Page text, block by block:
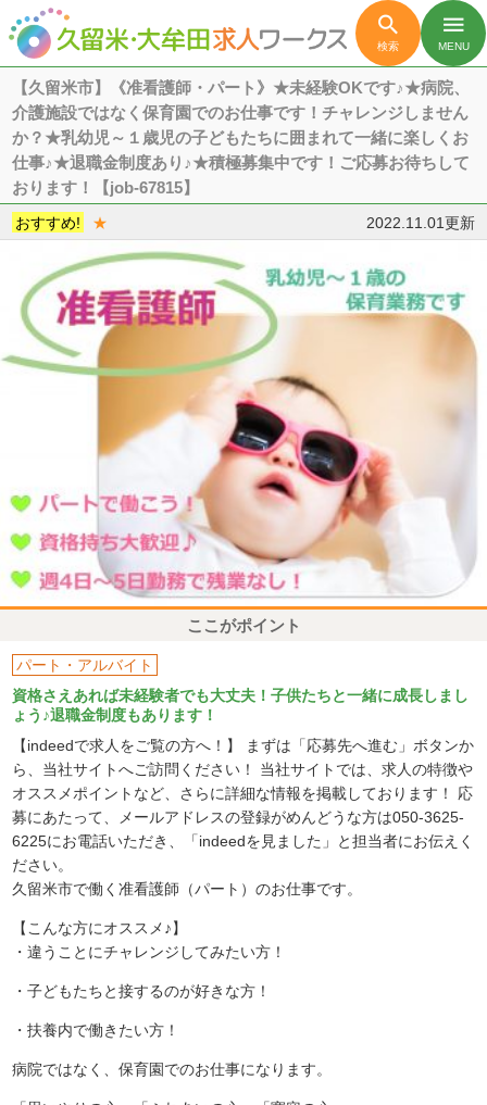

検索
menu
MENU
【久留米市】《准看護師・パート》★未経験OKです♪★病院、
介護施設ではなく保育園でのお仕事です！チャレンジしません
か？★乳幼児～１歳児の子どもたちに囲まれて一緒に楽しくお
仕事♪★退職金制度あり♪★積極募集中です！ご応募お待ちして
おります！【job-67815】
おすすめ! ★ 2022.11.01更新
ここがポイント
パート・アルバイト
資格さえあれば未経験者でも大丈夫！子供たちと一緒に成長しまし
ょう♪退職金制度もあります！
【indeedで求人をご覧の方へ！】 まずは「応募先へ進む」ボタンか
ら、当社サイトへご訪問ください！ 当社サイトでは、求人の特徴や
オススメポイントなど、さらに詳細な情報を掲載しております！ 応
募にあたって、メールアドレスの登録がめんどうな方は050-3625-
6225にお電話いただき、「indeedを見ました」と担当者にお伝えく
ださい。
久留米市で働く准看護師（パート）のお仕事です。
【こんな方にオススメ♪】
・違うことにチャレンジしてみたい方！
・子どもたちと接するのが好きな方！
・扶養内で働きたい方！
病院ではなく、保育園でのお仕事になります。